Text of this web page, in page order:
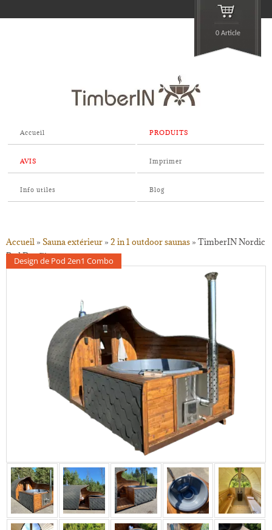
0 Article
Accueil PRODUITS
AVIS Imprimer
Info utiles Blog
Accueil » Sauna extérieur » 2 in 1 outdoor saunas » TimberIN Nordic
Pod Duo™
Design de Pod 2en1 Combo